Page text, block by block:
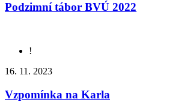
Podzimní tábor BVÚ 2022
!
16. 11. 2023
Vzpomínka na Karla